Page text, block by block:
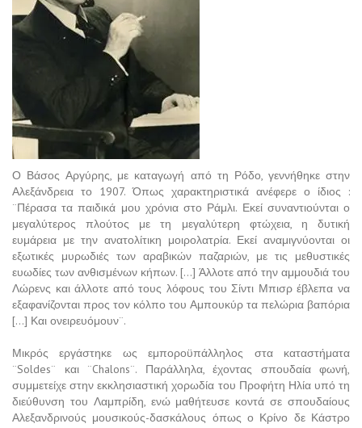
Ο Βάσος Αργύρης, με καταγωγή από τη Ρόδο, γεννήθηκε στην
Αλεξάνδρεια το 1907. Όπως χαρακτηριστικά ανέφερε ο ίδιος :
¨Πέρασα τα παιδικά μου χρόνια στο Ράμλι. Εκεί συναντιούνται ο
μεγαλύτερος πλούτος με τη μεγαλύτερη φτώχεια, η δυτική
ευμάρεια με την ανατολίτικη μοιρολατρία. Εκεί αναμιγνύονται οι
εξωτικές μυρωδιές των αραβικών παζαριών, με τις μεθυστικές
ευωδίες των ανθισμένων κήπων. […] Άλλοτε από την αμμουδιά του
Λώρενς και άλλοτε από τους λόφους του Σίντι Μπισρ έβλεπα να
εξαφανίζονται προς τον κόλπο του Αμπουκύρ τα πελώρια βαπόρια
[…] Και ονειρευόμουν¨.
Μικρός εργάστηκε ως εμποροϋπάλληλος στα καταστήματα
¨Soldes¨ και ¨Chalons¨. Παράλληλα, έχοντας σπουδαία φωνή,
συμμετείχε στην εκκλησιαστική χορωδία του Προφήτη Ηλία υπό τη
διεύθυνση του Λαμπρίδη, ενώ μαθήτευσε κοντά σε σπουδαίους
Αλεξανδρινούς μουσικούς-δασκάλους όπως ο Κρίνο δε Κάστρο